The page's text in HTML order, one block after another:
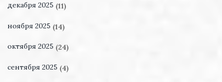
декабря 2025 (11)
ноября 2025 (14)
октября 2025 (24)
сентября 2025 (4)